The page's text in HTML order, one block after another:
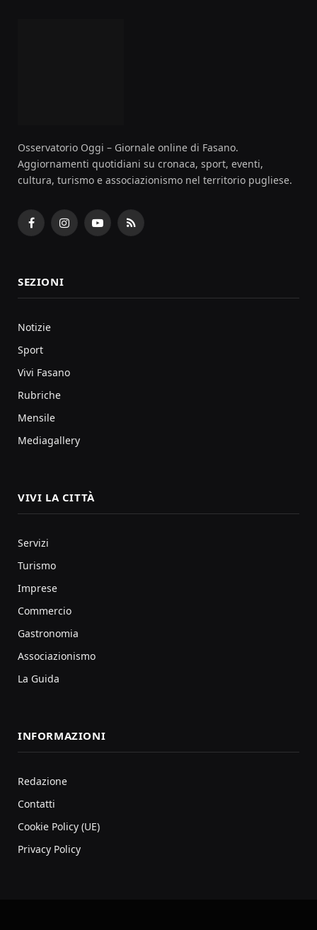
Osservatorio Oggi – Giornale online di Fasano.
Aggiornamenti quotidiani su cronaca, sport, eventi,
cultura, turismo e associazionismo nel territorio pugliese.
FacebookInstagramYouTubeRSS
SEZIONI
Notizie
Sport
Vivi Fasano
Rubriche
Mensile
Mediagallery
VIVI LA CITTÀ
Servizi
Turismo
Imprese
Commercio
Gastronomia
Associazionismo
La Guida
INFORMAZIONI
Redazione
Contatti
Cookie Policy (UE)
Privacy Policy